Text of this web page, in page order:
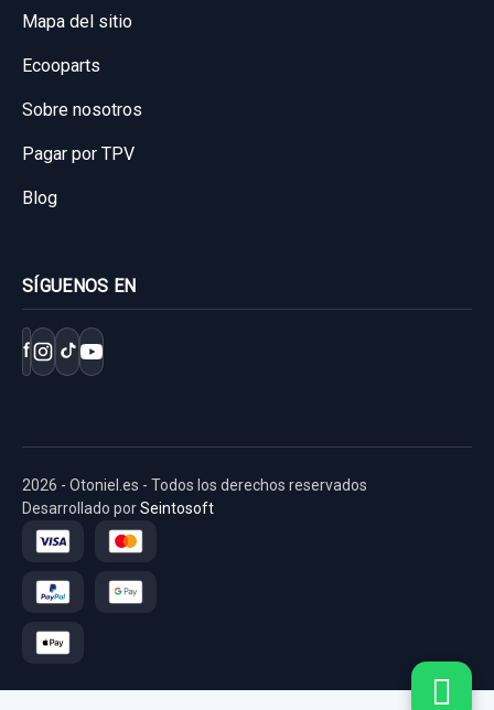
Mapa del sitio
Ecooparts
Sobre nosotros
Pagar por TPV
Blog
SÍGUENOS EN
f
2026 - Otoniel.es - Todos los derechos reservados
Desarrollado porSeintosoft